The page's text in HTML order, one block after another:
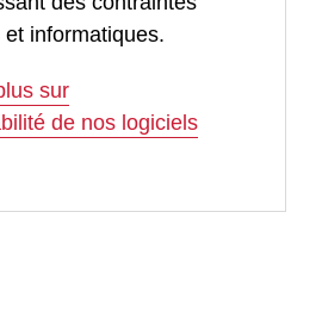
informatiques.
sur
de nos logiciels